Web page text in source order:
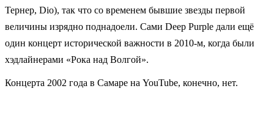
Тернер, Dio), так что со временем бывшие звезды первой
величины изрядно поднадоели. Сами Deep Purple дали ещё
один концерт исторической важности в 2010-м, когда были
хэдлайнерами «Рока над Волгой».
Концерта 2002 года в Самаре на YouTube, конечно, нет.